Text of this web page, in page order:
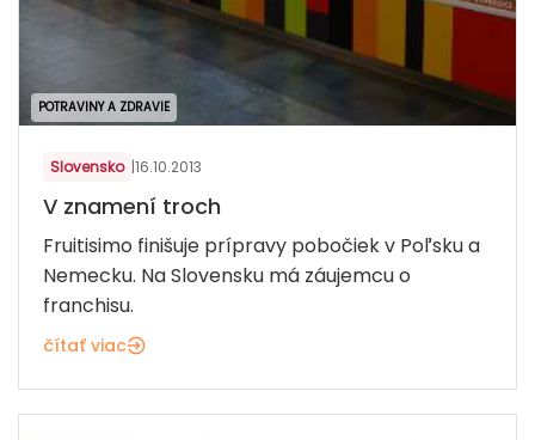
POTRAVINY A ZDRAVIE
Slovensko |16.10.2013
V znamení troch
Fruitisimo finišuje prípravy pobočiek v Poľsku a
Nemecku. Na Slovensku má záujemcu o
franchisu.
čítať viac